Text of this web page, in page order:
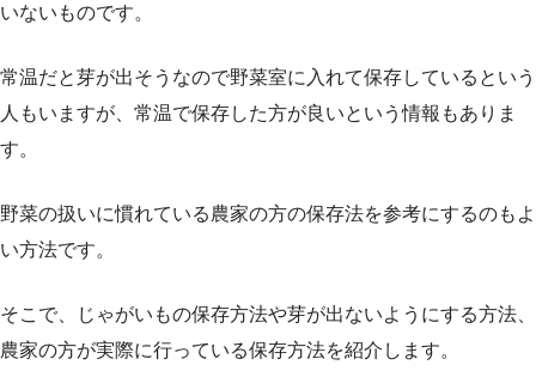
いないものです。
常温だと芽が出そうなので野菜室に入れて保存しているという
人もいますが、常温で保存した方が良いという情報もありま
す。
野菜の扱いに慣れている農家の方の保存法を参考にするのもよ
い方法です。
そこで、じゃがいもの保存方法や芽が出ないようにする方法、
農家の方が実際に行っている保存方法を紹介します。